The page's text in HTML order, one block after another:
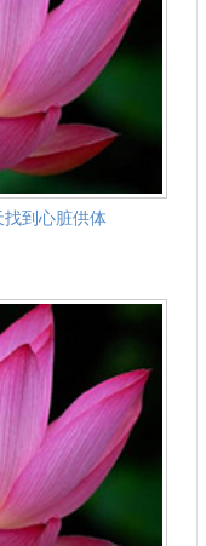
到心脏供体